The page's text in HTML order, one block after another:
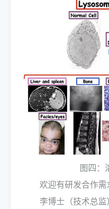
图四：
欢迎有研发合作需求
李博士（技术总监